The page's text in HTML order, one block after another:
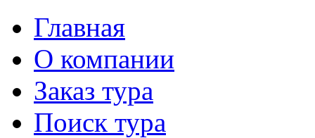
Главная
О компании
Заказ тура
Поиск тура